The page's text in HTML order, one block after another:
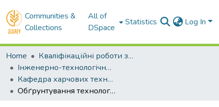
Communities &
Collections
All of
DSpace
Statistics Log In
Home
Кваліфікаційні роботи здобувачів вищої освіти
Інженерно-технологічний факультет
Кафедра харчових технологій. Магістри
Обґрунтування технології переробки макухи з насіння розторопші плямистої